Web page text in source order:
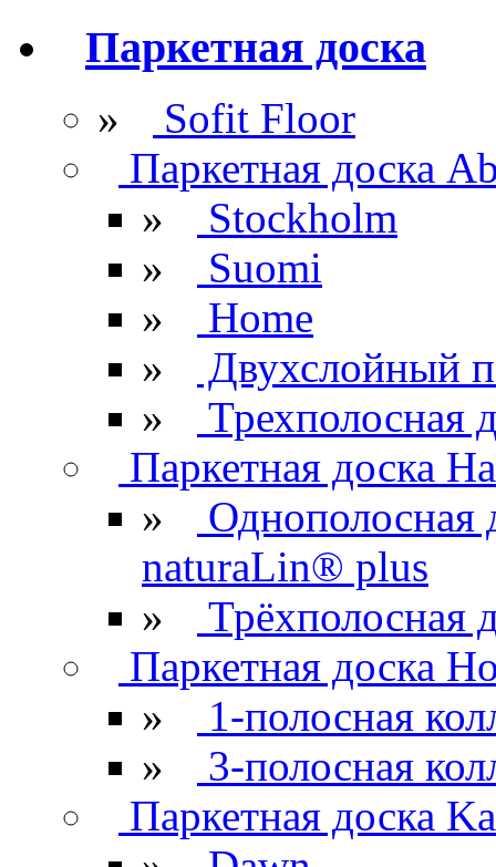
Паркетная доска
»
Sofit Floor
Паркетная доска
»
Stockholm
»
Suomi
»
Home
»
Двухслойный
»
Трехполосная
Паркетная доска
»
Однополосная
naturaLin® plus
»
Трёхполосная
Паркетная доска
»
1-полосная
»
3-полосная
Паркетная доска